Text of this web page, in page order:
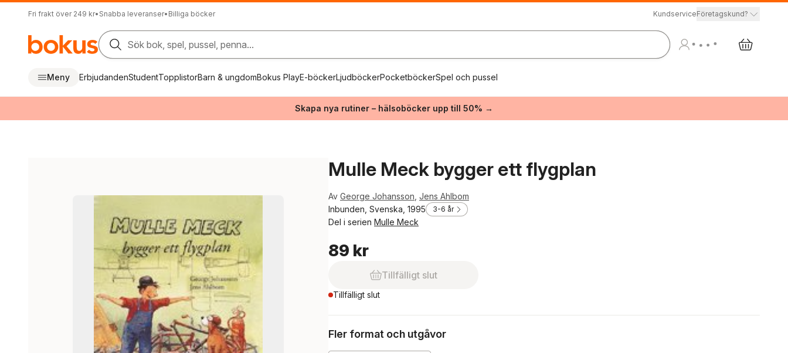
Fri frakt över 249 kr• Snabba leveranser• Billiga böcker KundserviceFöretagskund?
Sök bok, spel, pussel, penna...
Meny ErbjudandenStudentTopplistorBarn & ungdomBokus PlayE-böckerLjudböckerPocketböckerSpel och pussel
Skapa nya rutiner – hälsoböcker upp till 50% →
Mulle Meck bygger ett flygplan
Av George Johansson Jens Ahlbom
Inbunden, Svenska, 1995
3-6 år
Del i serien Mulle Meck
89 kr
Tillfälligt slut
Tillfälligt slut
Fler format och utgåvor